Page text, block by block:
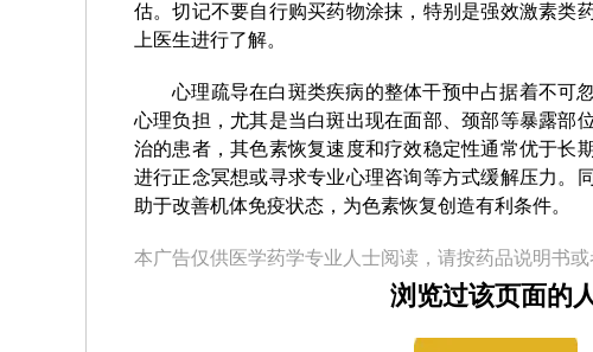
估。切记不要自行购买药物涂抹，特别是强效激素类
上医生进行了解。
心理疏导在白斑类疾病的整体干预中占据着不可
心理负担，尤其是当白斑出现在面部、颈部等暴露部
治的患者，其色素恢复速度和疗效稳定性通常优于长
进行正念冥想或寻求专业心理咨询等方式缓解压力。
助于改善机体免疫状态，为色素恢复创造有利条件。
本广告仅供医学药学专业人士阅读，请按药品说明书
浏览过该页面的